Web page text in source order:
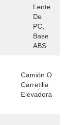
Lente
De
PC,
Base
ABS
Camión O
Carretilla
Elevadora